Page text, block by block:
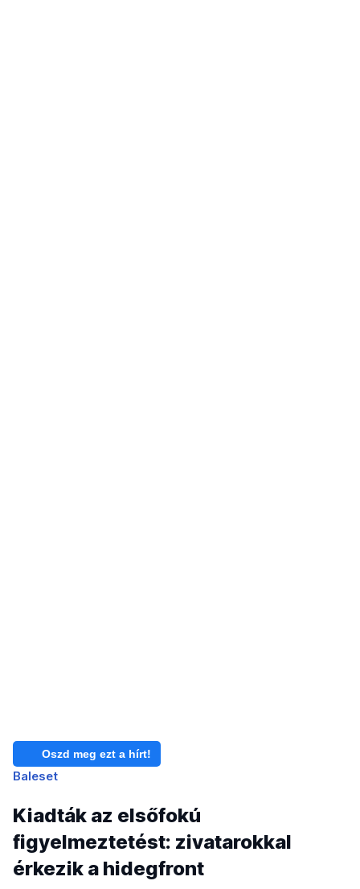
Oszd meg ezt a hírt!
Baleset
Kiadták az elsőfokú
figyelmeztetést: zivatarokkal
érkezik a hidegfront